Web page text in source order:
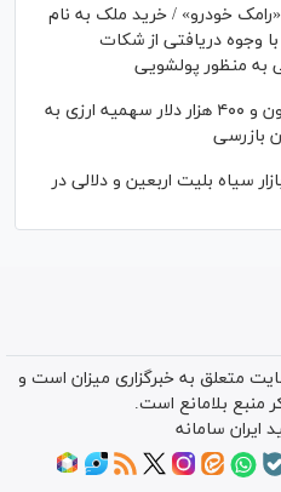
خودرو» / خرید ملک به نام
وجوه دریافتی از شکات
منظور پولشویی
جلوگیری از پرداخت ۳ میلیون و ۴۰۰ هزار دلار سهمیه ارزی به
بازرسی
سیاه بلیت اربعین و دلالی در
متعلق به خبرگزاری میزان است و
منبع بلامانع است.
ایران سامانه